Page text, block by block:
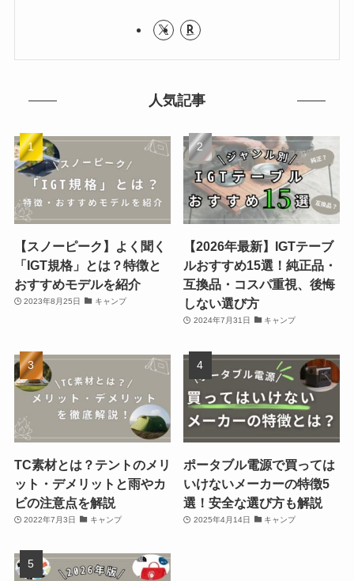
人気記事
【スノーピーク】よく聞く
「IGT規格」とは？特徴と
おすすめモデルを紹介
2023年8月25日 キャンプ
【2026年最新】IGTテーブ
ルおすすめ15選！純正品・
互換品・コスパ重視、後悔
しない選び方
2024年7月31日 キャンプ
TC素材とは？テントのメリ
ット・デメリットと雨やカ
ビの注意点を解説
2022年7月3日 キャンプ
ポータブル電源で買っては
いけないメーカーの特徴5
選！安全な選び方も解説
2025年4月14日 キャンプ